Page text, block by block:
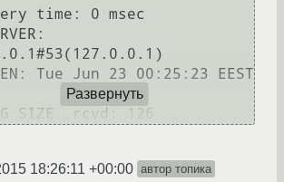
time: 0 msec
Tue Jun 23 00:25:23 EEST
Развернуть
18:26:11 +00:00 автор топика